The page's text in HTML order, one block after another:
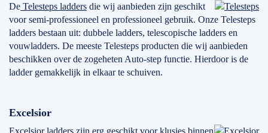
De Telesteps ladders die wij aanbieden zijn geschikt
voor semi-professioneel en professioneel gebruik. Onze Telesteps
ladders bestaan uit: dubbele ladders, telescopische ladders en
vouwladders. De meeste Telesteps producten die wij aanbieden
beschikken over de zogeheten Auto-step functie. Hierdoor is de
ladder gemakkelijk in elkaar te schuiven.
Excelsior
Excelsior ladders zijn erg geschikt voor klusjes binnen